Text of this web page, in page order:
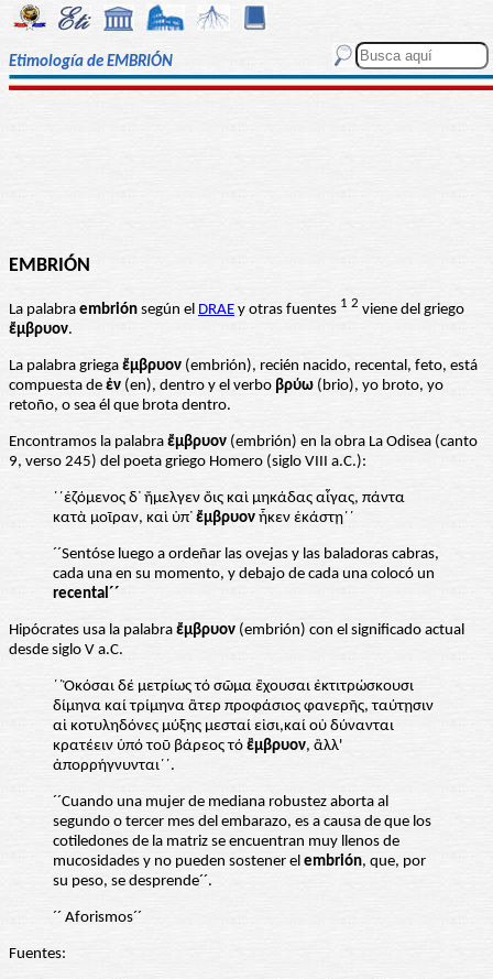
Etimología de EMBRIÓN
EMBRIÓN
La palabra embrión según el DRAE y otras fuentes 1 2 viene del griego
ἔμβρυον.
La palabra griega ἔμβρυον (embrión), recién nacido, recental, feto, está
compuesta de ἐν (en), dentro y el verbo βρύω (brio), yo broto, yo
retoño, o sea él que brota dentro.
Encontramos la palabra ἔμβρυον (embrión) en la obra La Odisea (canto
9, verso 245) del poeta griego Homero (siglo VIII a.C.):
´´ἑζόμενος δ᾽ ἤμελγεν ὄις καὶ μηκάδας αἶγας, πάντα
κατὰ μοῖραν, καὶ ὑπ᾽ ἔμβρυον ἧκεν ἑκάστῃ´´
´´Sentóse luego a ordeñar las ovejas y las baladoras cabras,
cada una en su momento, y debajo de cada una colocó un
recental´´
Ηipócrates usa la palabra ἔμβρυον (embrión) con el significado actual
desde siglo V a.C.
´´Ὁκόσαι δέ μετρίως τό σῶμα ἒχουσαι ἐκτιτρώσκουσι
δίμηνα καί τρίμηνα ἂτερ προφάσιος φανερῆς, ταύτῃσιν
αἱ κοτυληδόνες μύξης μεσταί εἰσι,καί οὐ δύνανται
κρατέειν ὑπό τοῦ βάρεος τό ἒμβρυον, ἂλλ'
ἀπορρήγνυνται´´.
´´Cuando una mujer de mediana robustez aborta al
segundo o tercer mes del embarazo, es a causa de que los
cotiledones de la matriz se encuentran muy llenos de
mucosidades y no pueden sostener el embrión, que, por
su peso, se desprende´´.
´´ Aforismos´´
Fuentes: